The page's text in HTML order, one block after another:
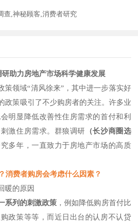
查,神秘顾客,消费者研究
研助力房地产市场科学健康发展
策领域“清风徐来”，其中进一步落实好
政策吸引了不少购房者的关注。许多业
明显降低改善性住房需求的首付和利
激住房需求。群狼调研 （长沙商圈选
多年，一直致力于房地产市场的高质
消费者购房会考虑什么因素？
暖的原因
系列的刺激政策 ，例如降低购房首付比
政策等等，而近日出台的认房不认贷